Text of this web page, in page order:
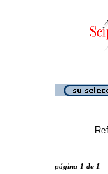
página 1 de 1